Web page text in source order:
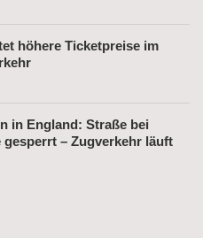
höhere Ticketpreise im
in England: Straße bei
gesperrt – Zugverkehr läuft